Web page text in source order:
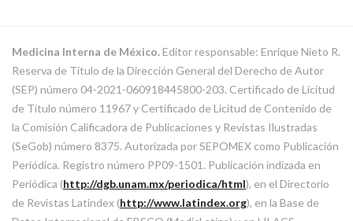
Medicina Interna de México.Editor responsable: Enrique Nieto R.
Reserva de Título de la Dirección General del Derecho de Autor
(SEP) número 04-2021-060918445800-203. Certificado de Licitud
de Título número 11967 y Certificado de Licitud de Contenido de
la Comisión Calificadora de Publicaciones y Revistas Ilustradas
(SeGob) número 8375. Autorizada por SEPOMEX como Publicación
Periódica. Registro número PP09-1501. Publicación indizada en
Periódica (http://dgb.unam.mx/periodica/html), en el Directorio
de Revistas Latindex (http://www.latindex.org), en la Base de